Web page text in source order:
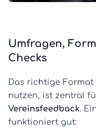
Umfragen,
Checks
Das richtige
nutzen, ist zentral
Vereinsfeedback.
funktioniert gut: